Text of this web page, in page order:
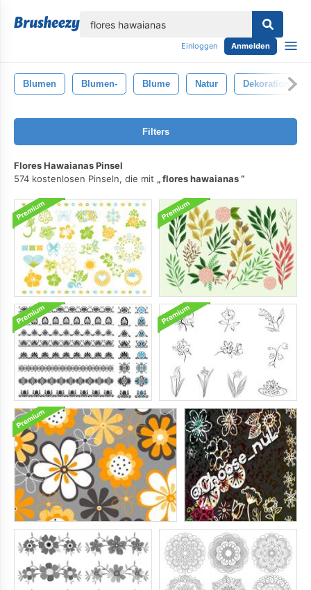
Einloggen Anmelden
Blumen Blumen- Blume Natur Dekoration
Filters
Flores Hawaianas Pinsel
574 kostenlosen Pinseln, die mit
flores hawaianas